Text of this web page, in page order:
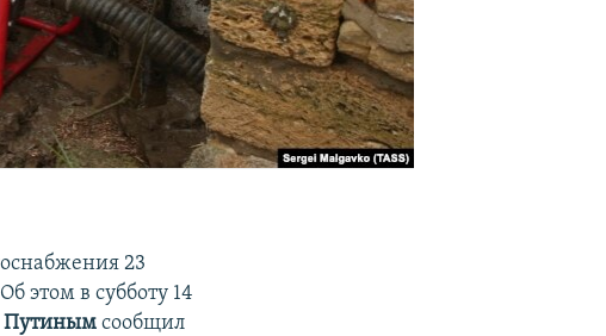
23
этом в субботу 14
Путиным сообщил